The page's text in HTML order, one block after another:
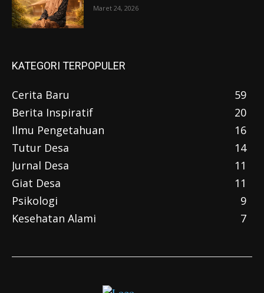
Maret 24, 2026
KATEGORI TERPOPULER
Cerita Baru
59
Berita Inspiratif
20
Ilmu Pengetahuan
16
Tutur Desa
14
Jurnal Desa
11
Giat Desa
11
Psikologi
9
Kesehatan Alami
7